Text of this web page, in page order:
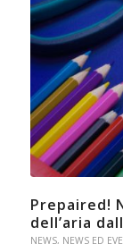
Prepaired!
dell’aria
NEWS, NEWS ED